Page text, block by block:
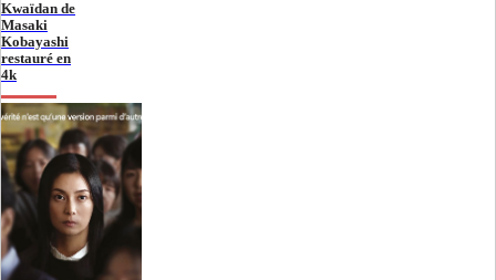
Kwaïdan de
Masaki
Kobayashi
restauré en
4k